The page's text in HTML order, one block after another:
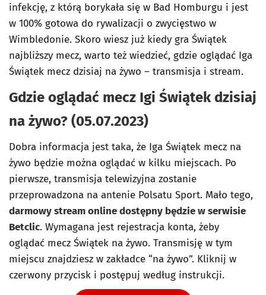
infekcję, z którą borykała się w Bad Homburgu i jest
w 100% gotowa do rywalizacji o zwycięstwo w
Wimbledonie. Skoro wiesz już kiedy gra Świątek
najbliższy mecz, warto też wiedzieć, gdzie oglądać Iga
Świątek mecz dzisiaj na żywo – transmisja i stream.
Gdzie oglądać mecz Igi Świątek dzisiaj
na żywo? (05.07.2023)
Dobra informacja jest taka, że Iga Świątek mecz na
żywo będzie można oglądać w kilku miejscach. Po
pierwsze, transmisja telewizyjna zostanie
przeprowadzona na antenie Polsatu Sport. Mało tego,
darmowy stream online dostępny będzie w serwisie
Betclic. Wymagana jest rejestracja konta, żeby
oglądać mecz Świątek na żywo. Transmisję w tym
miejscu znajdziesz w zakładce “na żywo”. Kliknij w
czerwony przycisk i postępuj według instrukcji.